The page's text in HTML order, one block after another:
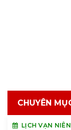
CHUYÊN
LỊCH VẠN NIÊN